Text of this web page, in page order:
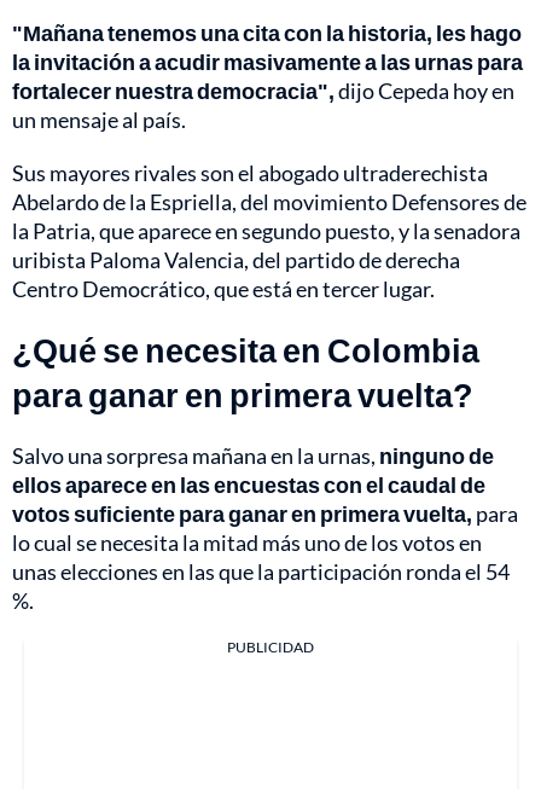
"Mañana tenemos una cita con la historia, les hago
la invitación a acudir masivamente a las urnas para
fortalecer nuestra democracia",dijo Cepeda hoy en
un mensaje al país.
Sus mayores rivales son el abogado ultraderechista
Abelardo de la Espriella, del movimiento Defensores de
la Patria, que aparece en segundo puesto, y la senadora
uribista Paloma Valencia, del partido de derecha
Centro Democrático, que está en tercer lugar.
¿Qué se necesita en Colombia
para ganar en primera vuelta?
Salvo una sorpresa mañana en la urnas, ninguno de
ellos aparece en las encuestas con el caudal de
votos suficiente para ganar en primera vuelta, para
lo cual se necesita la mitad más uno de los votos en
unas elecciones en las que la participación ronda el 54
%.
PUBLICIDAD